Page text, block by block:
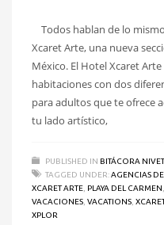
Todos hablan de lo
Xcaret Arte, una nueva
México. El Hotel Xcaret
habitaciones con dos
para adultos que te ofrece
tu lado artístico,
PUBLISHED IN BITÁCORA
TAGGED UNDER:AGENCIAS
XCARET ARTE PLAYA DEL CARMEN
VACACIONES VACATIONS XCARET
XPLOR